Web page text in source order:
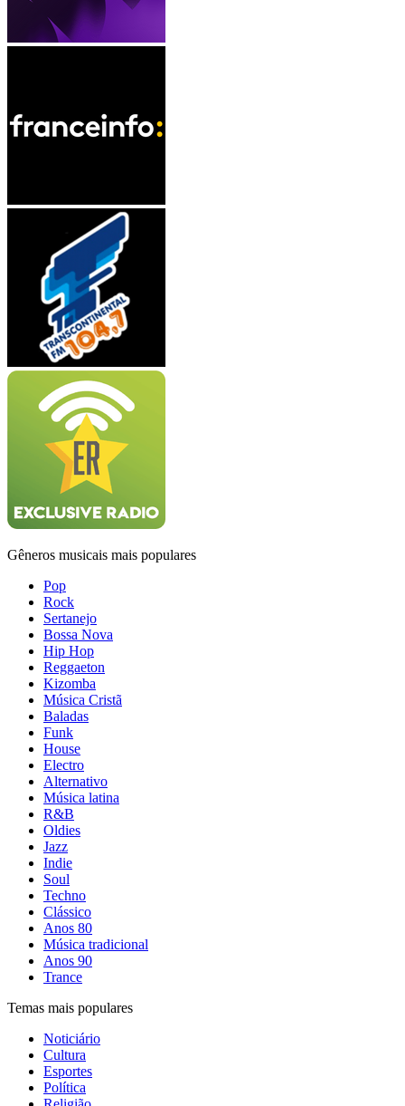
Gêneros musicais mais populares
Pop
Rock
Sertanejo
Bossa Nova
Hip Hop
Reggaeton
Kizomba
Música Cristã
Baladas
Funk
House
Electro
Alternativo
Música latina
R&B
Oldies
Jazz
Indie
Soul
Techno
Clássico
Anos 80
Música tradicional
Anos 90
Trance
Temas mais populares
Noticiário
Cultura
Esportes
Política